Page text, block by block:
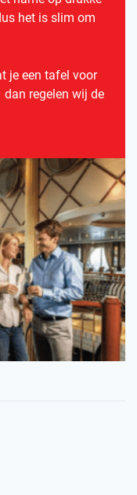
het is slim om
je een tafel voor
regelen wij de